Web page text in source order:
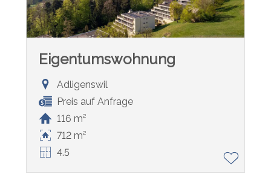
Eigentumswohnung
Adligenswil
Preis auf Anfrage
116 m²
712 m²
4.5